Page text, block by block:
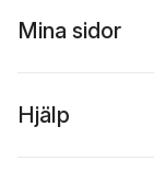
Mina sidor
Hjälp